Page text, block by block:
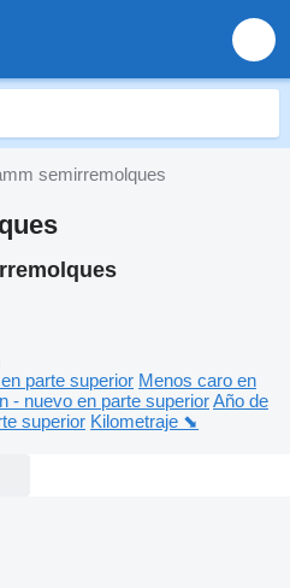
semirremolques
parte superior Menos caro en
- nuevo en parte superiorAño de
superior Kilometraje ⬊